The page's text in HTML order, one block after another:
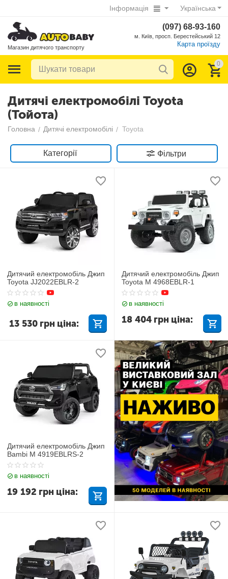
Українська
Інформація
Магазин дитячого транспорту
(097) 68-93-160
м. Київ, просп. Берестейський 12
Карта проїзду
0
Дитячі електромобілі Toyota
(Тойота)
Головна / Дитячі електромобілі / Toyota
Категорії Фільтри
Дитячий електромобіль Джип
Toyota JJ2022EBLR-2
в наявності
13 530 грн ціна:
Дитячий електромобіль Джип
Toyota M 4968EBLR-1
в наявності
18 404 грн ціна:
Дитячий електромобіль Джип
Bambi M 4919EBLRS-2
в наявності
19 192 грн ціна: